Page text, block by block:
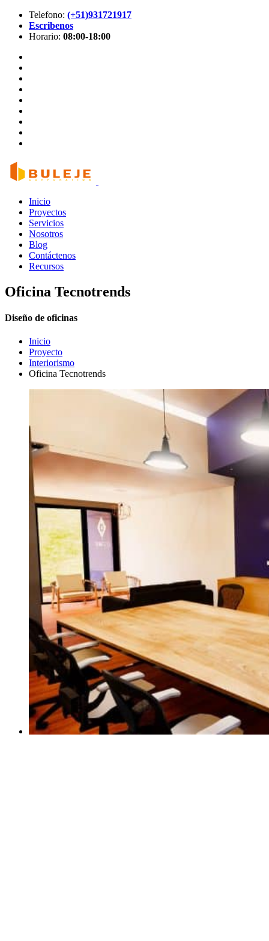
Telefono: (+51)931721917
Escribenos
Horario: 08:00-18:00
Inicio
Proyectos
Servicios
Nosotros
Blog
Contáctenos
Recursos
Oficina Tecnotrends
Diseño de oficinas
Inicio
Proyecto
Interiorismo
Oficina Tecnotrends